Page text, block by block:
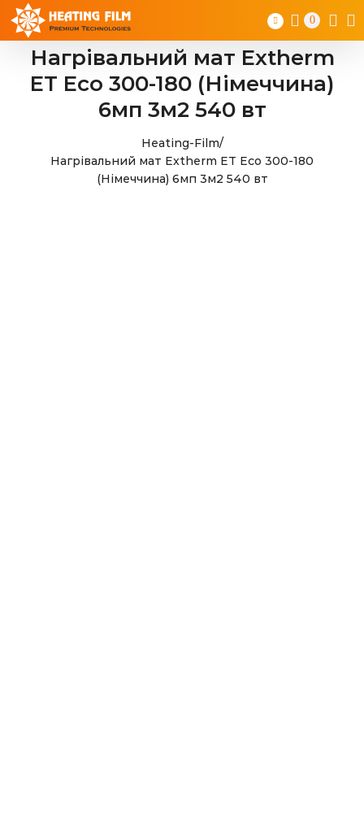
Skip
content
0
Нагрівальний мат Extherm
ET Eco 300-180 (Німеччина)
6мп 3м2 540 вт
Heating-Film/
Нагрівальний мат Extherm ET Eco 300-180
(Німеччина) 6мп 3м2 540 вт